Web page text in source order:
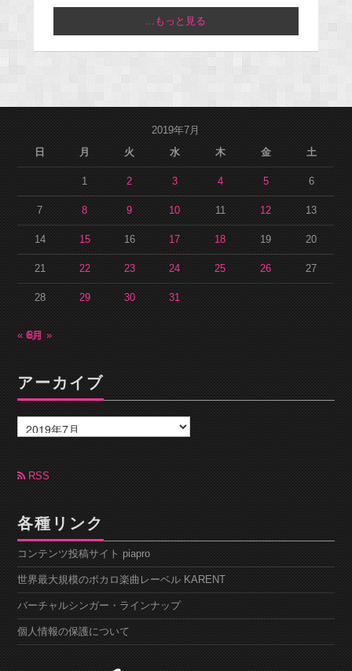
...もっと見る
2019年7月
日
月 火 水 木 金 土
1 2 3 4 5 6
7 8 9 10 11 12 13
14 15 16 17 18 19 20
21 22 23 24 25 26 27
28 29 30 31
« 6月8月 »
アーカイブ
ー
カ
ブ RSS
各種リンク
コンテンツ投稿サイト piapro
世界最大規模のボカロ楽曲レーベル KARENT
バーチャルシンガー・ラインナップ
個人情報の保護について